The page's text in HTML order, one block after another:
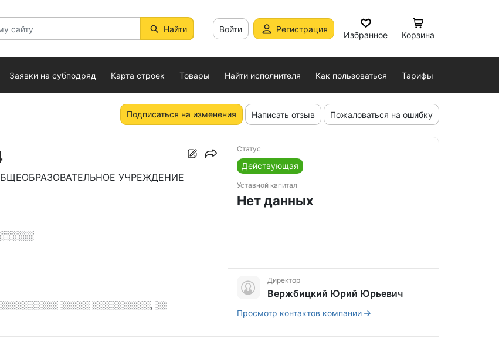
Найти Войти Регистрация
Избранное Корзина
Заявки на субподряд Карта строек Товары Найти исполнителя Как пользоваться Тарифы
Подписаться на изменения Написать отзыв Пожаловаться на ошибку
УЧРЕЖДЕНИЕ
░░░░░ ░░░░░░░░░░, ░░
Статус
Действующая
Уставной капитал
Нет данных
Директор
Вержбицкий Юрий Юрьевич
Просмотр контактов компании